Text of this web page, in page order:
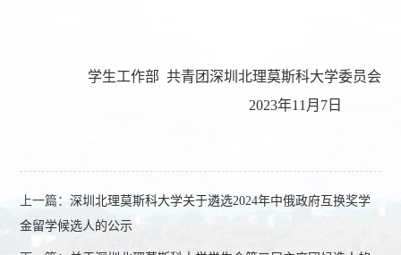
学生工作部 共青团深圳北理莫斯科大学委员会
2023年11月7日
上一篇：深圳北理莫斯科大学关于遴选2024年中俄政府互换奖学
金留学候选人的公示